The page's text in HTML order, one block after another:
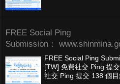
FREE Social Ping
Submission：
FREE Social Ping
[TW] 免費社交 Ping 提
社交 Ping 提交 138 個